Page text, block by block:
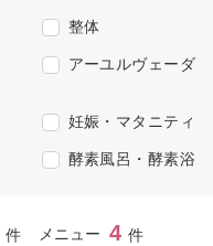
整体
アーユルヴェーダ
妊娠・マタニティ
酵素風呂・酵素浴
件 メニュー 4 件